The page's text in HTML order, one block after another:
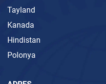
Tayland
Kanada
Hindistan
Polonya